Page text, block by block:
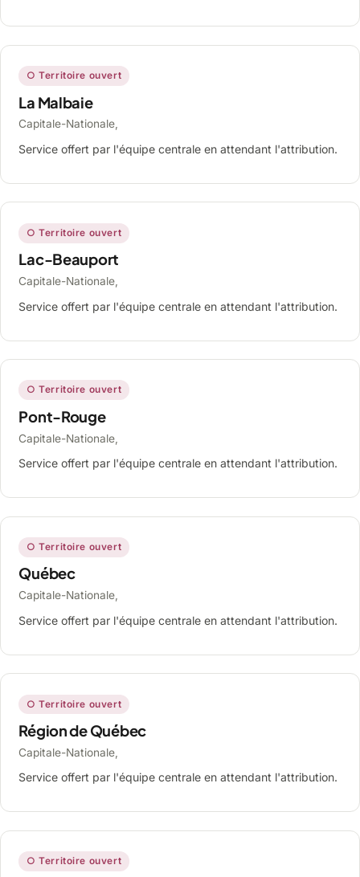
○ Territoire ouvert
La Malbaie
Capitale-Nationale,
Service offert par l'équipe centrale en attendant l'attribution.
○ Territoire ouvert
Lac-Beauport
Capitale-Nationale,
Service offert par l'équipe centrale en attendant l'attribution.
○ Territoire ouvert
Pont-Rouge
Capitale-Nationale,
Service offert par l'équipe centrale en attendant l'attribution.
○ Territoire ouvert
Québec
Capitale-Nationale,
Service offert par l'équipe centrale en attendant l'attribution.
○ Territoire ouvert
Région de Québec
Capitale-Nationale,
Service offert par l'équipe centrale en attendant l'attribution.
○ Territoire ouvert